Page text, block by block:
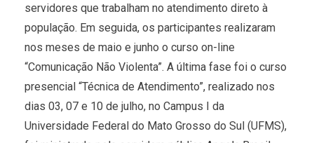
servidores que trabalham no atendimento direto à
população. Em seguida, os participantes realizaram
nos meses de maio e junho o curso on-line
“Comunicação Não Violenta”. A última fase foi o curso
presencial “Técnica de Atendimento”, realizado nos
dias 03, 07 e 10 de julho, no Campus I da
Universidade Federal do Mato Grosso do Sul (UFMS),